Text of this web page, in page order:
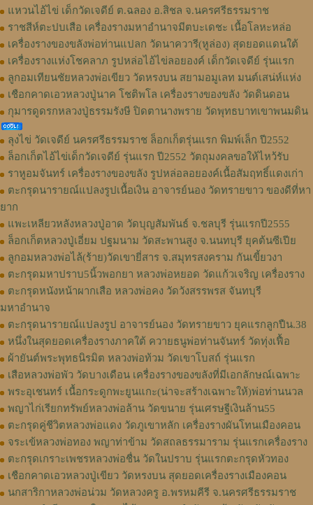
แหวนไอ้ไข่ เด็กวัดเจดีย์ ต.ฉลอง อ.สิชล จ.นครศรีธรรมราช
ราชสีห์ตะปบเสือ เครื่องรางมหาอำนาจมีตบะเดชะ เนื้อโลหะหล่อ
เครื่องรางของขลังพ่อท่านแปลก วัดนาควารี(หูล่อง) สุดยอดแดนใต้
เครื่องรางแห่งโชคลาภ รูปหล่อไอ้ไข่ลอยองค์ เด็กวัดเจดีย์ รุ่นแรก
ลูกอมเทียนชัยหลวงพ่อเขียว วัดหรงบน สยามอมูเลท มนต์เสน่ห์แห่ง
เชือกคาดเอวหลวงปู่นาค โชติพโล เครื่องรางของขลัง วัดดินดอน
กุมารดูดรกหลวงปู่ธรรมรังษี ปิดตานางพราย วัดพุทธบาทเขาพนมดิน
ลุงไข่ วัดเจดีย์ นครศรีธรรมราช ล็อกเก็ตรุ่นแรก พิมพ์เล็ก ปี2552
ล็อกเก็ตไอ้ไข่เด็กวัดเจดีย์ รุ่นแรก ปี2552 วัตถุมงคลขอให้ไหว้รับ
ราหูอมจันทร์ เครื่องรางของขลัง รูปหล่อลอยองค์เนื้อสัมฤทธิ์แดงเก่า
ตะกรุดนารายณ์แปลงรูปเนื้อเงิน อาจารย์นอง วัดทรายขาว ของดีที่หา
ยาก
แพะเหลียวหลังหลวงปู่อาด วัดบุญสัมพันธ์ จ.ชลบุรี รุ่นแรกปี2555
ล็อกเก็ตหลวงปู่เอี่ยม ปฐมนาม วัดสะพานสูง จ.นนทบุรี ยุคต้นซีเปีย
ลูกอมหลวงพ่อไล้(ร้าย)วัดเขายี่สาร จ.สมุทรสงคราม กันเขี้ยวงา
ตะกรุดมหาปราบ5นิ้วพอกยา หลวงพ่อหยอด วัดแก้วเจริญ เครื่องราง
ตะกรุดหนังหน้าผากเสือ หลวงพ่อคง วัดวังสรรพรส จันทบุรี
มหาอำนาจ
ตะกรุดนารายณ์แปลงรูป อาจารย์นอง วัดทรายขาว ยุคแรกลูกปืน.38
หนึ่งในสุดยอดเครื่องรางภาคใต้ ควายธนูพ่อท่านจันทร์ วัดทุ่งเฟื้อ
ผ้ายันต์พระพุทธนิรมิต หลวงพ่อท้วม วัดเขาโบสถ์ รุ่นแรก
เสือหลวงพ่อพัว วัดบางเดือน เครื่องรางของขลังที่มีเอกลักษณ์เฉพาะ
พระอุเชนทร์ เนื้อกระดูกพะยูนแกะ(น่าจะสร้างเฉพาะให้)พ่อท่านนวล
พญาไก่เรียกทรัพย์หลวงพ่อล้าน วัดขนาย รุ่นเศรษฐีเงินล้าน55
ตะกรุดคู่ชีวิตหลวงพ่อแดง วัดภูเขาหลัก เครื่องรางผันโทนเมืองคอน
จระเข้หลวงพ่อทอง พญาท่าข้าม วัดสถลธรรมาราม รุ่นแรกเครื่องราง
ตะกรุดเกราะเพชรหลวงพ่อชื่น วัดในปราบ รุ่นแรกตะกรุดหัวทอง
เชือกคาดเอวหลวงปู่เขียว วัดหรงบน สุดยอดเครื่องรางเมืองคอน
นกสาริกาหลวงพ่อน่วม วัดหลวงครู อ.พรหมคีรี จ.นครศรีธรรมราช